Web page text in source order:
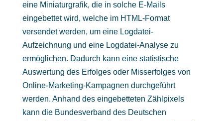
eine Miniaturgrafik, die in solche E-Mails
eingebettet wird, welche im HTML-Format
versendet werden, um eine Logdatei-
Aufzeichnung und eine Logdatei-Analyse zu
ermöglichen. Dadurch kann eine statistische
Auswertung des Erfolges oder Misserfolges von
Online-Marketing-Kampagnen durchgeführt
werden. Anhand des eingebetteten Zählpixels
kann die Bundesverband des Deutschen